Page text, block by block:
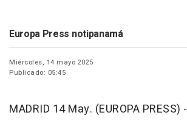
Europa Press notipanamá
Miércoles, 14 mayo 2025
Publicado: 05:45
MADRID 14 May. (EUROPA PRESS) -